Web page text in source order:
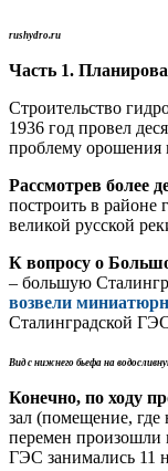
rushydro.ru
Часть 1.
Строительство
1936 год провел
проблему орошения
Рассмотрев более
построить в
великой русской
К вопросу о
– большую
возвели
Сталинградской
Вид с нижнего бьефа на
Конечно, по ходу
зал (помещение,
перемен произошли
ГЭС занимались 11